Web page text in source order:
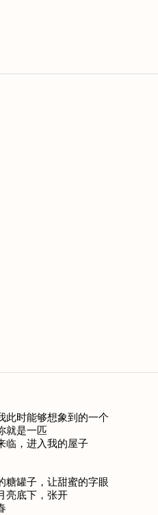
此时能够想象到的一个
就是一匹
临，进入我的屋子
糖罐子，让甜蜜的字眼
亮底下，张开